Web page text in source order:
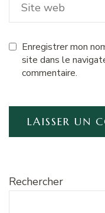
Enregistrer mon
site dans le
commentaire.
Rechercher